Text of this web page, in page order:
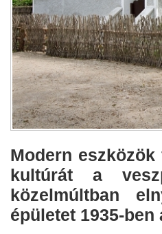
Modern
kultúrát a
közelmúltban
épületet 1935-ben